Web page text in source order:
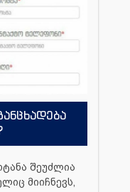
შეუძლია
მიიჩნევს,